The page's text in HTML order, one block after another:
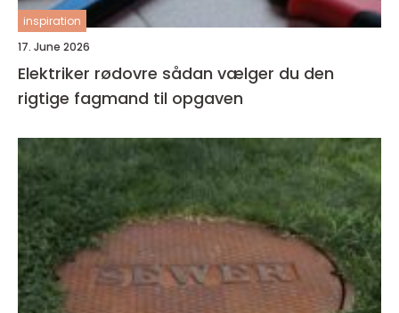
inspiration
17. June 2026
Elektriker rødovre sådan vælger du den
rigtige fagmand til opgaven